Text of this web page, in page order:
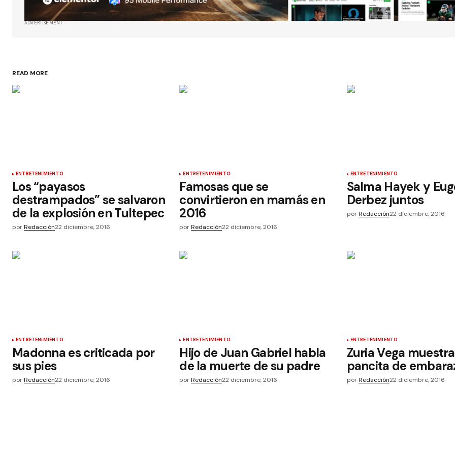
ADVERTISEMENT
READ MORE
ENTRETENIMIENTO
Los “payasos
destrampados” se salvaron
de la explosión en Tultepec
porRedacción22 diciembre, 2016
ENTRETENIMIENTO
Famosas que se
convirtieron en mamás en
2016
por Redacción22 diciembre, 2016
ENTRETENIMIENTO
Salma Hayek y
Derbez juntos
por Redacción22 diciembre, 2016
ENTRETENIMIENTO
Madonna es criticada por
sus pies
porRedacción22 diciembre, 2016
ENTRETENIMIENTO
Hijo de Juan Gabriel habla
de la muerte de su padre
por Redacción22 diciembre, 2016
ENTRETENIMIENTO
Zuria Vega
pancita de
por Redacción22 diciembre, 2016